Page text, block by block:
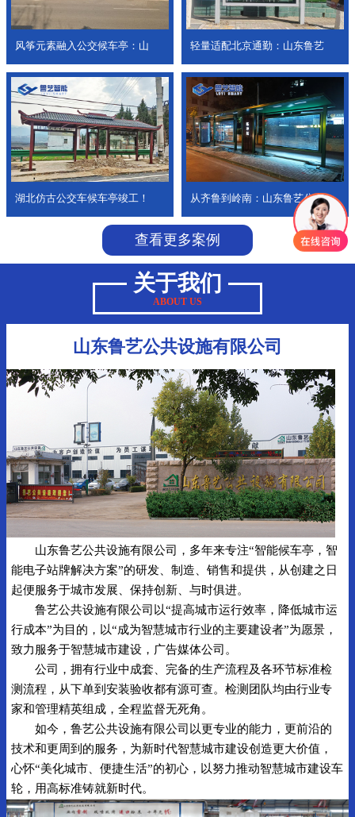
风筝元素融入公交候车亭：山 轻量适配北京通勤：山东鲁艺
湖北仿古公交车候车亭竣工！ 从齐鲁到岭南：山东鲁艺公交
查看更多案例
关于我们
ABOUT US
山东鲁艺公共设施有限公司
山东鲁艺公共设施有限公司，多年来专注“智能候车亭，智
能电子站牌解决方案”的研发、制造、销售和提供，从创建之日
起便服务于城市发展、保持创新、与时俱进。
鲁艺公共设施有限公司以“提高城市运行效率，降低城市运
行成本”为目的，以“成为智慧城市行业的主要建设者”为愿景，
致力服务于智慧城市建设，广告媒体公司。
公司，拥有行业中成套、完备的生产流程及各环节标准检
测流程，从下单到安装验收都有源可查。检测团队均由行业专
家和管理精英组成，全程监督无死角。
如今，鲁艺公共设施有限公司以更专业的能力，更前沿的
技术和更周到的服务，为新时代智慧城市建设创造更大价值，
心怀“美化城市、便捷生活”的初心，以努力推动智慧城市建设车
轮，用高标准铸就新时代。